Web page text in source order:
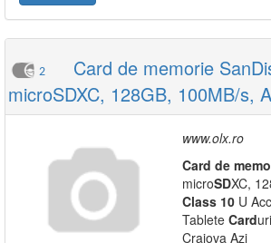
2
Card de memorie
microSDXC, 128GB, 100MB/s,
www.olx.ro
Card de
microSDXC,
Class 10 U
Tablete Carduri
Craiova Azi